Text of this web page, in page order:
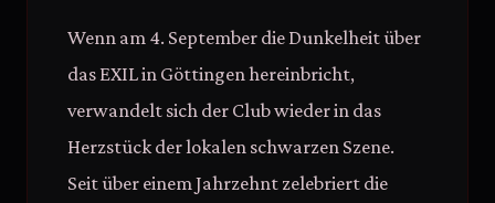
Wenn am 4. September die Dunkelheit über
das EXIL in Göttingen hereinbricht,
verwandelt sich der Club wieder in das
Herzstück der lokalen schwarzen Szene.
Seit über einem Jahrzehnt zelebriert die